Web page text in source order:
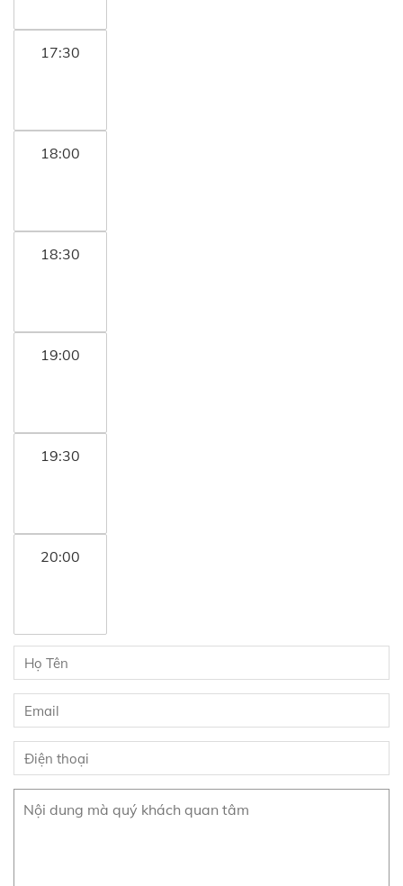
17:30
18:00
18:30
19:00
19:30
20:00